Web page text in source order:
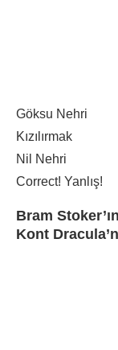
Göksu Nehri
Kızılırmak
Nil Nehri
Correct! Yanlış!
Bram
Kont